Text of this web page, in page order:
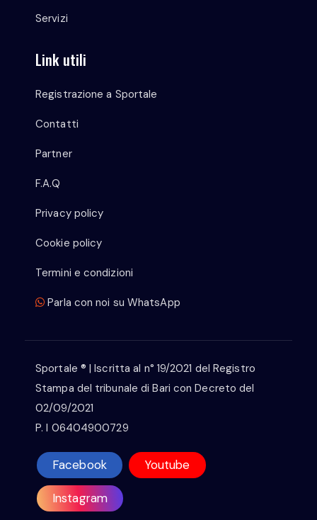
Servizi
Link utili
Registrazione a Sportale
Contatti
Partner
F.A.Q
Privacy policy
Cookie policy
Termini e condizioni
Parla con noi su WhatsApp
Sportale ® | Iscritta al n° 19/2021 del Registro
Stampa del tribunale di Bari con Decreto del
02/09/2021
P. I 06404900729
Facebook Youtube
Instagram